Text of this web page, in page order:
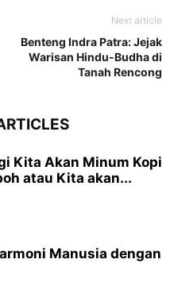
Next article
Benteng Indra Patra: Jejak
Warisan Hindu-Budha di
Tanah Rencong
Kita Akan Minum Kopi
atau Kita akan...
Manusia dengan